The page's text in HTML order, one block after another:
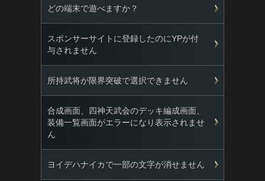
どの端末で遊べますか？
スポンサーサイトに登録したのにYPが付
与されません
所持武将が限界突破で選択できません
合成画面、四神天武会のデッキ編成画面、
装備一覧画面がエラーになり表示されませ
ん
ヨイデハナイカで一部の文字が消せません